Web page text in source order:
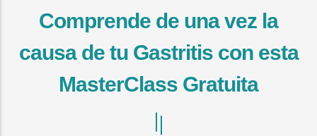
Comprende de una vez la
causa de tu Gastritis con esta
MasterClass Gratuita